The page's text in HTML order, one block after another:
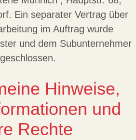
Ein separater Vertrag über
im Auftrag wurde
und dem Subunternehmer
geschlossen.
Hinweise,
und
Rechte